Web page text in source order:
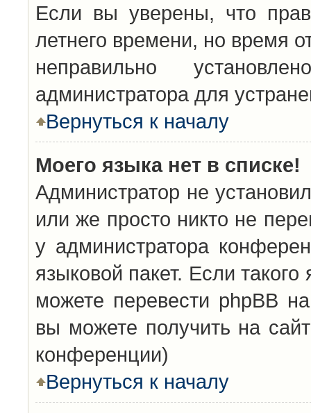
Если вы уверены, что
летнего времени, но время
неправильно
администратора для
Вернуться к началу
Моего языка нет в списке!
Администратор не
или же просто никто не
у администратора
языковой пакет. Если
можете перевести phpBB
вы можете получить на
конференции)
Вернуться к началу